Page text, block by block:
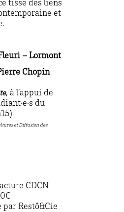
tisse des liens
et
– Lormont
Chopin
, à l’appui de
du
et Diffusion des
CDCN
par Restô&Cie